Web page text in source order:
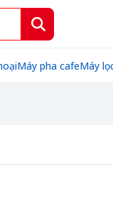
Máy pha cafeMáy